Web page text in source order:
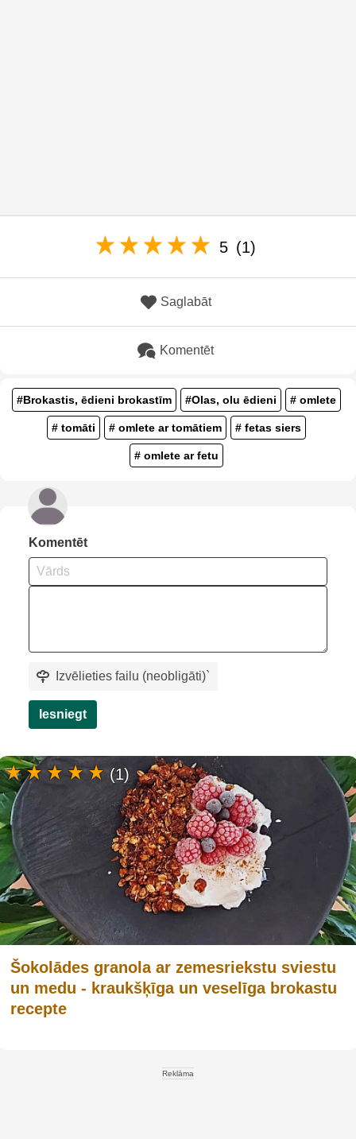
5 (1)
Saglabāt
Komentēt
#Brokastis, ēdieni brokastīm #Olas, olu ēdieni # omlete
# tomāti # omlete ar tomātiem # fetas siers
# omlete ar fetu
Komentēt
Izvēlieties failu (neobligāti)`
Iesniegt
Šokolādes granola ar zemesriekstu sviestu
un medu - kraukšķīga un veselīga brokastu
recepte
(1)
Reklāma